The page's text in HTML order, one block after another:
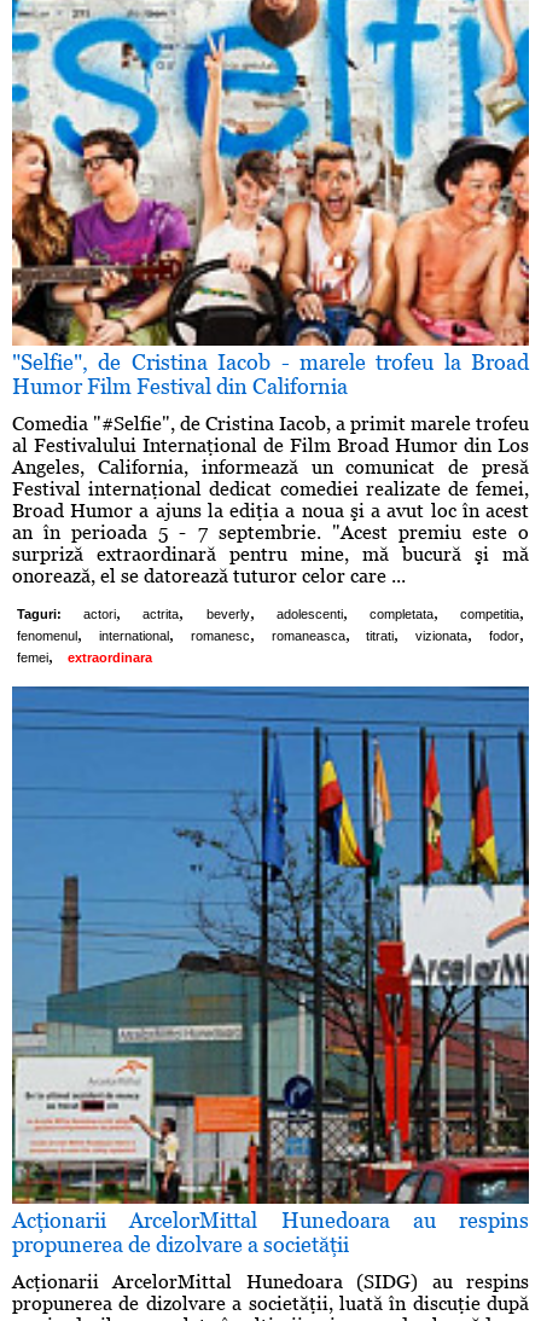
"Selfie", de Cristina Iacob - marele trofeu la Broad
Humor Film Festival din California
Comedia "#Selfie", de Cristina Iacob, a primit marele trofeu
al Festivalului Internaţional de Film Broad Humor din Los
Angeles, California, informează un comunicat de presă
Festival internaţional dedicat comediei realizate de femei,
Broad Humor a ajuns la ediţia a noua şi a avut loc în acest
an în perioada 5 - 7 septembrie. "Acest premiu este o
surpriză extraordinară pentru mine, mă bucură şi mă
onorează, el se datorează tuturor celor care ...
Taguri: actori, actrita, beverly, adolescenti, completata, competitia,
fenomenul , international, romanesc, romaneasca, titrati, vizionata, fodor,
femei, extraordinara
Acţionarii ArcelorMittal Hunedoara au respins
propunerea de dizolvare a societăţii
Acţionarii ArcelorMittal Hunedoara (SIDG) au respins
propunerea de dizolvare a societăţii, luată în discuţie după